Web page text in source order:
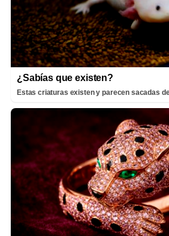
¿Sabías que existen?
Estas criaturas existen y parecen sacadas